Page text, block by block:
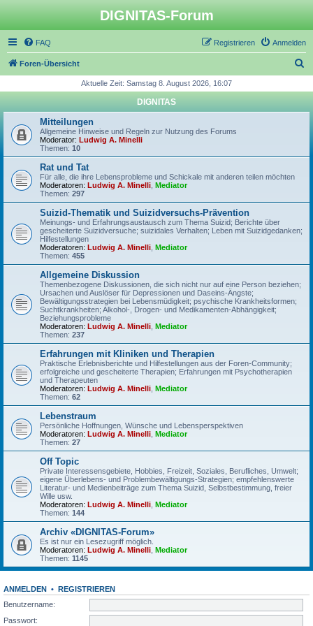
DIGNITAS-Forum
FAQ Anmelden
Registrieren
Foren-Übersicht
h
Aktuelle Zeit: Samstag 8. August 2026, 16:07
DIGNITAS
Mitteilungen
Allgemeine Hinweise und Regeln zur Nutzung des Forums
Moderator: Ludwig A. Minelli
Themen: 10
Rat und Tat
Für alle, die ihre Lebensprobleme und Schickale mit anderen teilen möchten
Moderatoren: Ludwig A. Minelli Mediator
Themen: 297
Suizid-Thematik und Suizidversuchs-Prävention
Meinungs- und Erfahrungsaustausch zum Thema Suizid; Berichte über
gescheiterte Suizidversuche; suizidales Verhalten; Leben mit Suizidgedanken;
Hilfestellungen
Moderatoren: Ludwig A. Minelli Mediator
Themen: 455
Allgemeine Diskussion
Themenbezogene Diskussionen, die sich nicht nur auf eine Person beziehen;
Ursachen und Auslöser für Depressionen und Daseins-Ängste;
Bewältigungsstrategien bei Lebensmüdigkeit; psychische Krankheitsformen;
Suchtkrankheiten; Alkohol-, Drogen- und Medikamenten-Abhängigkeit;
Beziehungsprobleme
Moderatoren: Ludwig A. Minelli Mediator
Themen: 237
Erfahrungen mit Kliniken und Therapien
Praktische Erlebnisberichte und Hilfestellungen aus der Foren-Community;
erfolgreiche und gescheiterte Therapien; Erfahrungen mit Psychotherapien
und Therapeuten
Moderatoren: Ludwig A. Minelli Mediator
Themen: 62
Lebenstraum
Persönliche Hoffnungen, Wünsche und Lebensperspektiven
Moderatoren: Ludwig A. Minelli Mediator
Themen: 27
Off Topic
Private Interessensgebiete, Hobbies, Freizeit, Soziales, Berufliches, Umwelt;
eigene Überlebens- und Problembewältigungs-Strategien; empfehlenswerte
Literatur- und Medienbeiträge zum Thema Suizid, Selbstbestimmung, freier
Wille usw.
Moderatoren: Ludwig A. Minelli Mediator
Themen: 144
Archiv «DIGNITAS-Forum»
Es ist nur ein Lesezugriff möglich.
Moderatoren: Ludwig A. Minelli Mediator
Themen: 1145
ANMELDEN • REGISTRIEREN
Benutzername:
Passwort: